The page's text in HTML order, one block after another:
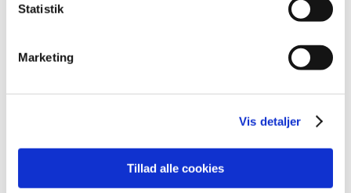
Statistik
Marketing
Vis detaljer
Tillad alle cookies
| 5. januar 2024
Lægemiddelstyrelsen har den 12. december 2023
Bevilling til at drive Silkeborg Svane Apotek
|5. januar 2024|
Lægemiddelstyrelsen har den 12. december 2023
meddelt, at Sara Vestergaard Rasmussen får bevilling…